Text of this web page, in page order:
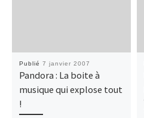
Publié 7 janvier 2007
Pandora : La boite à
musique qui explose tout
!